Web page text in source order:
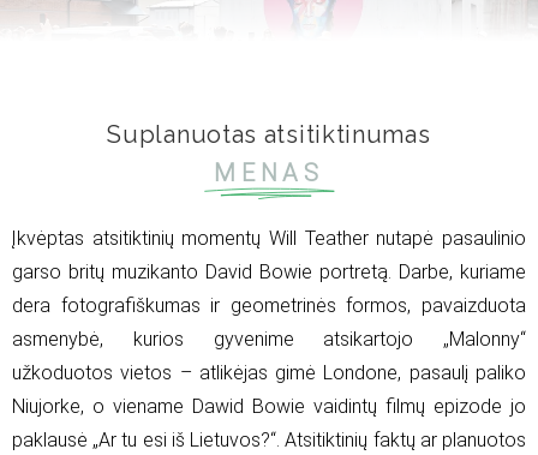
Suplanuotas atsitiktinumas
MENAS
Įkvėptas atsitiktinių momentų Will Teather nutapė pasaulinio
garso britų muzikanto David Bowie portretą. Darbe, kuriame
dera fotografiškumas ir geometrinės formos, pavaizduota
asmenybė, kurios gyvenime atsikartojo „Malonny“
užkoduotos vietos – atlikėjas gimė Londone, pasaulį paliko
Niujorke, o viename Dawid Bowie vaidintų filmų epizode jo
paklausė „Ar tu esi iš Lietuvos?“. Atsitiktinių faktų ar planuotos